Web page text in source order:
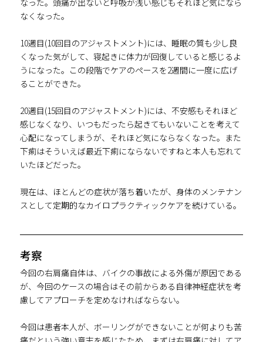
なった。頭痛が出ないと呼吸が浅い感じもそれほど気になら
なくなった。
10週目(10回目のアジャストメント)には、睡眠の質も少し良
くなった気がして、寝起きに体力が回復していると感じるよ
うになった。この段階でケアのペースを2週間に一度に広げ
ることができた。
20週目(15回目のアジャストメント)には、不安感もそれほど
感じなくなり、いつもだったら起きてもいないことを考えて
心配になってしまうが、それほど気にならなくなった。また
下痢はそういえば最近下痢にならないですねと本人も忘れて
いたほどだった。
現在は、ほとんどの症状が落ち着いたが、身体のメンテナン
スとして定期的なカイロプラクティックケアを続けている。
考察
今回の右肩痛自体は、バイクの事故による外傷が原因である
が、今回のケースの場合はその前からある自律神経症状を考
慮してアプローチを定めなければならない。
今回は患者本人が、ボーリングができないことが何よりも苦